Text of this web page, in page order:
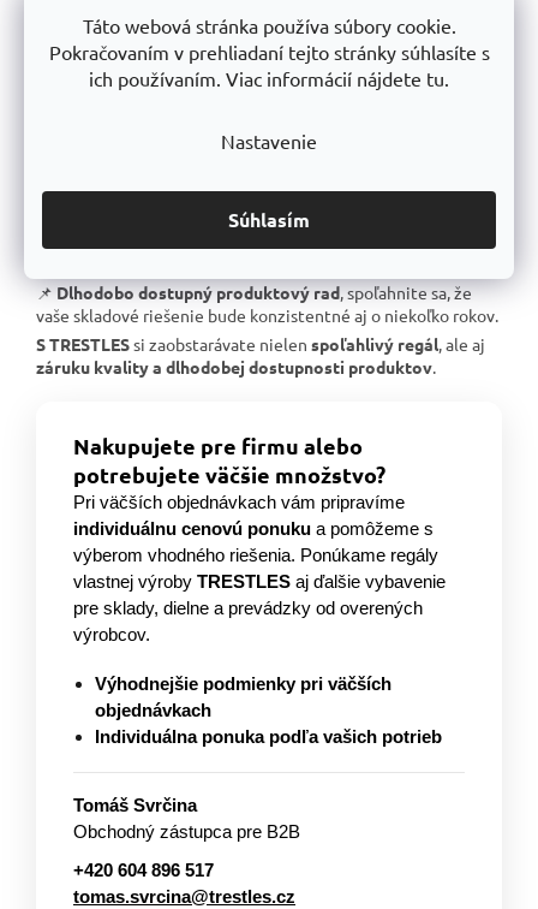
Táto webová stránka používa súbory cookie.
Pokračovaním v prehliadaní tejto stránky súhlasíte s
ich používaním. Viac informácií nájdete tu.
Nastavenie
Súhlasím
Skvelá stabilita, pevná oceľová konštrukcia testovaná na
extrémne zaťaženie.
Garantovaná nosnosť, každý regál je certifikovaný na
Perfektná ergonómia, jednoduchá manipulácia a
📌Bezkonkurenčný pomer kvalita/cena, výborné
spracovanie za férovú cenu.
📌Dlhodobo dostupný produktový rad, spoľahnite sa, že
vaše skladové riešenie bude konzistentné aj o niekoľko rokov.
S TRESTLESsi zaobstarávate nielen spoľahlivý regál , ale aj
záruku kvality a dlhodobej dostupnosti produktov
Nakupujete pre firmu alebo
potrebujete väčšie množstvo?
Pri väčších objednávkach vám pripravíme
individuálnu cenovú ponuku a pomôžeme s
výberom vhodného riešenia. Ponúkame regály
vlastnej výroby TRESTLES aj ďalšie vybavenie
pre sklady, dielne a prevádzky od overených
výrobcov.
Výhodnejšie podmienky pri väčších
objednávkach
Individuálna ponuka podľa vašich potrieb
Tomáš Svrčina
Obchodný zástupca pre B2B
+420 604 896 517
tomas.svrcina@trestles.cz